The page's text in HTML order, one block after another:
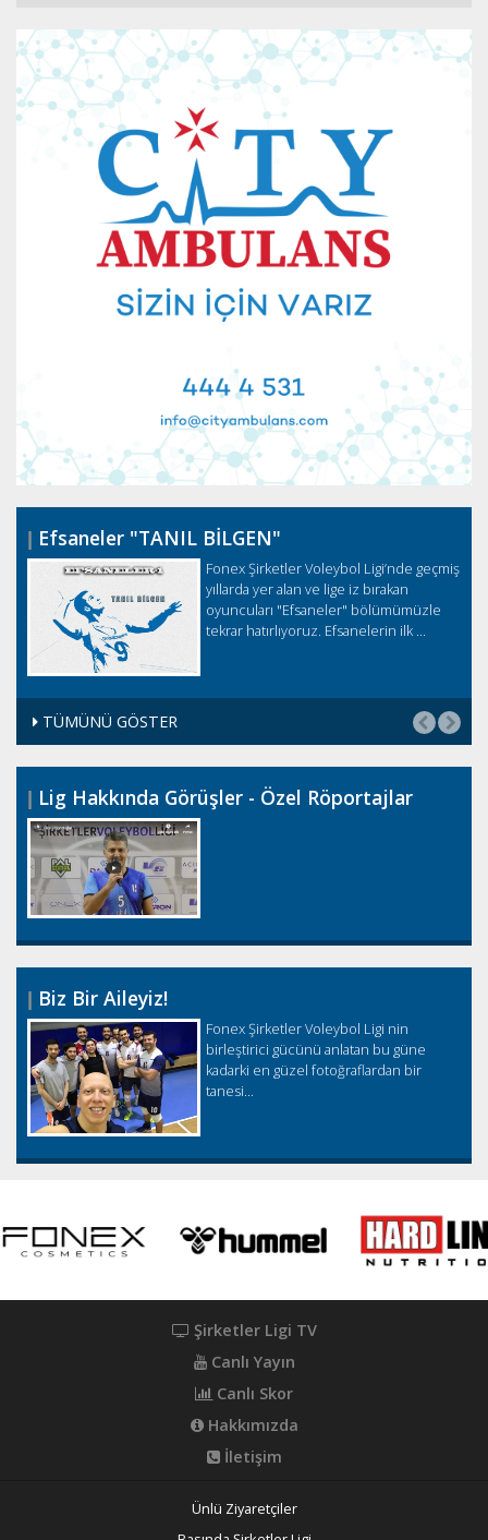
Efsaneler "TANIL BİLGEN"
Fonex Şirketler Voleybol Ligi’nde geçmiş
yıllarda yer alan ve lige iz bırakan
oyuncuları "Efsaneler" bölümümüzle
tekrar hatırlıyoruz. Efsanelerin ilk ...
TÜMÜNÜ GÖSTER
Lig Hakkında Görüşler - Özel Röportajlar
Biz Bir Aileyiz!
Fonex Şirketler Voleybol Ligi nin
birleştirici gücünü anlatan bu güne
kadarki en güzel fotoğraflardan bir
tanesi...
Şirketler Ligi TV
Canlı Yayın
Canlı Skor
Hakkımızda
İletişim
Ünlü Ziyaretçiler